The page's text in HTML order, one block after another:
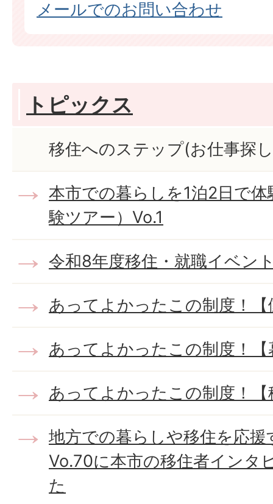
メールでのお問い合わせ
トピックス
移住へのステップ(お仕事探
本市での暮らしを1泊2日で
験ツアー）Vo.1
令和8年度移住・就職イベン
あってよかったこの制度！【
あってよかったこの制度！
あってよかったこの制度！【
地方での暮らしや移住を応援
Vo.70に本市の移住者インタ
た